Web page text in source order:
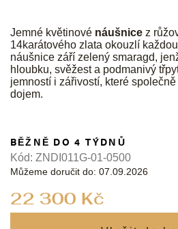
Jemné květinové náušnice z
14karátového zlata okouzlí
náušnice září zelený smaragd,
hloubku, svěžest a podmanivý
jemností i zářivostí, které
dojem.
22 300 Kč
BĚŽNĚ DO 4 TÝDNŮ
Můžeme doručit do: 07.09.2026
Kód: ZNDI011G-01-0500